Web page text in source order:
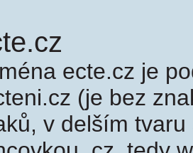
ecte.cz je
(je bez
v delším